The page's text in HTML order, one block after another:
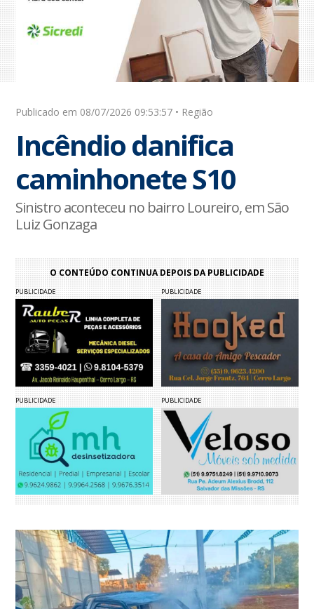
Publicado em 08/07/2026 09:53:57 • Região
Incêndio danifica
caminhonete S10
Sinistro aconteceu no bairro Loureiro, em São
Luiz Gonzaga
O CONTEÚDO CONTINUA DEPOIS DA PUBLICIDADE
PUBLICIDADE PUBLICIDADE
PUBLICIDADE PUBLICIDADE